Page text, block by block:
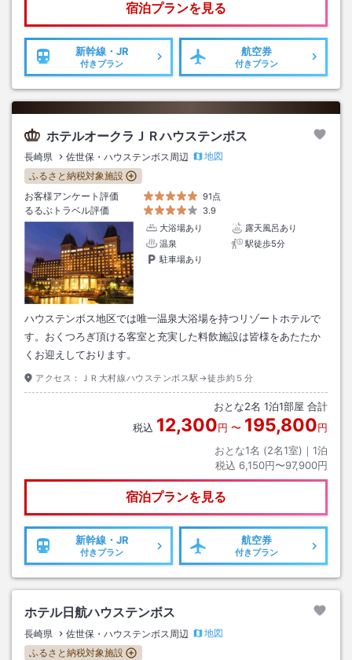
宿泊プランを見る
新幹線・JR
付きプラン
航空券
付きプラン
ホテルオークラＪＲハウステンボス
長崎県 佐世保・ハウステンボス周辺
地図
ふるさと納税対象施設
お客様アンケート評価
91点
るるぶトラベル評価
3.9
大浴場あり
露天風呂あり
温泉
駅徒歩5分
駐車場あり
ハウステンボス地区では唯一温泉大浴場を持つリゾートホテルで
す。おくつろぎ頂ける客室と充実した料飲施設は皆様をあたたか
くお迎えしております。
アクセス： ＪＲ大村線ハウステンボス駅→徒歩約５分
おとな2名 1泊1部屋 合計
税込 12,300円 〜 195,800円
おとな1名 (2名1室)｜ 1泊
税込 6,150円〜97,900円
宿泊プランを見る
新幹線・JR
付きプラン
航空券
付きプラン
ホテル日航ハウステンボス
長崎県 佐世保・ハウステンボス周辺
地図
ふるさと納税対象施設